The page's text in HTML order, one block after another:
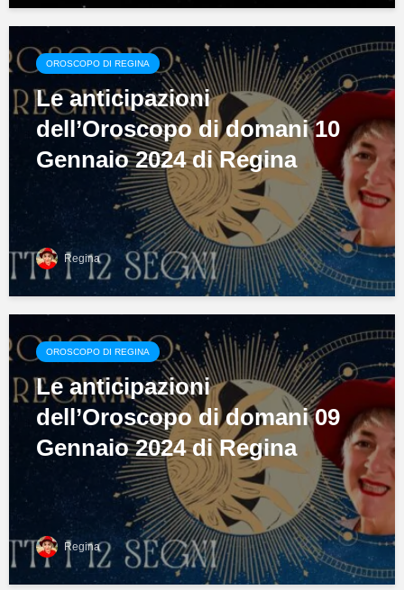
OROSCOPO DI REGINA
Le anticipazioni
dell’Oroscopo di domani 10
Gennaio 2024 di Regina
Regina
OROSCOPO DI REGINA
Le anticipazioni
dell’Oroscopo di domani 09
Gennaio 2024 di Regina
Regina